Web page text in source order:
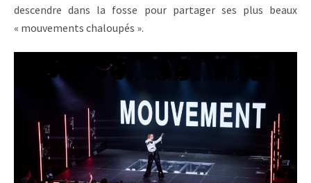
descendre dans la fosse pour partager ses plus beaux
« mouvements chaloupés ».